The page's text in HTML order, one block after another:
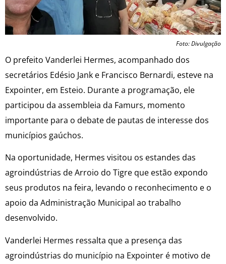
Foto: Divulgação
O prefeito Vanderlei Hermes, acompanhado dos
secretários Edésio Jank e Francisco Bernardi, esteve na
Expointer, em Esteio. Durante a programação, ele
participou da assembleia da Famurs, momento
importante para o debate de pautas de interesse dos
municípios gaúchos.
Na oportunidade, Hermes visitou os estandes das
agroindústrias de Arroio do Tigre que estão expondo
seus produtos na feira, levando o reconhecimento e o
apoio da Administração Municipal ao trabalho
desenvolvido.
Vanderlei Hermes ressalta que a presença das
agroindústrias do município na Expointer é motivo de